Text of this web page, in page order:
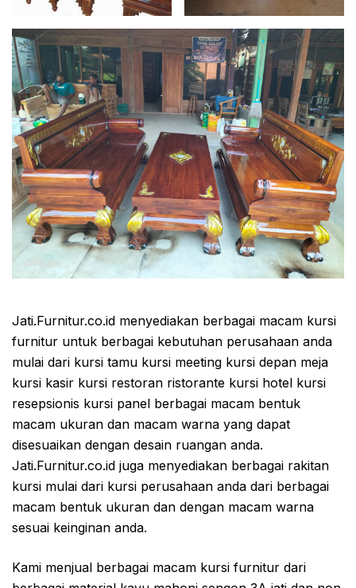
Jati.Furnitur.co.id menyediakan berbagai macam kursi
furnitur untuk berbagai kebutuhan perusahaan anda
mulai dari kursi tamu kursi meeting kursi depan meja
kursi kasir kursi restoran ristorante kursi hotel kursi
resepsionis kursi panel berbagai macam bentuk
macam ukuran dan macam warna yang dapat
disesuaikan dengan desain ruangan anda.
Jati.Furnitur.co.id juga menyediakan berbagai rakitan
kursi mulai dari kursi perusahaan anda dari berbagai
macam bentuk ukuran dan dengan macam warna
sesuai keinginan anda.
Kami menjual berbagai macam kursi furnitur dari